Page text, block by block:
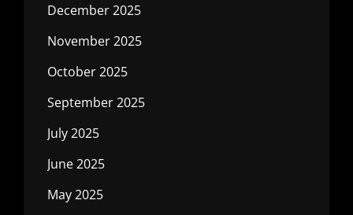
December 2025
November 2025
October 2025
September 2025
July 2025
June 2025
May 2025